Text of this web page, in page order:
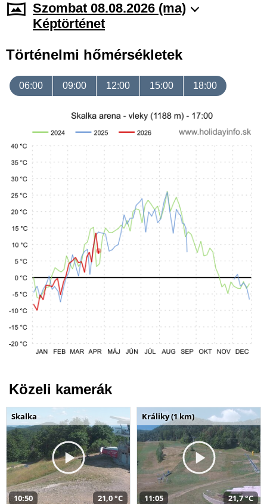
Szombat 08.08.2026 (ma)
Képtörténet
Történelmi hőmérsékletek
06:00 09:00 12:00 15:00 18:00
Közeli kamerák
Skalka
10:50 21,0 °C
Králiky (1 km)
11:05 21,7 °C